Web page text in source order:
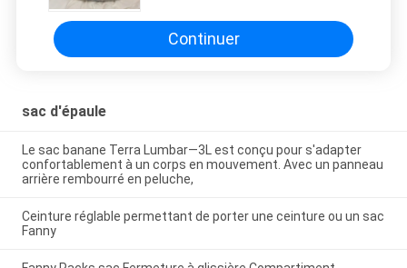
main et à épaule
Continuer
sac d'épaule
Le sac banane Terra Lumbar—3L est conçu pour s'adapter
confortablement à un corps en mouvement. Avec un panneau
arrière rembourré en peluche,
Ceinture réglable permettant de porter une ceinture ou un sac
Fanny